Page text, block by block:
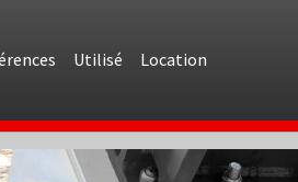
for "Produits"
Utilisé Location